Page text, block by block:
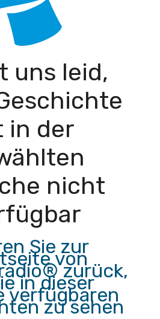
uns leid,
in der
nicht
Sie zur
von
zurück,
in dieser
verfügbaren
zu sehen